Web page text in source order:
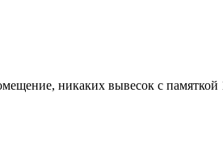
никаких вывесок с